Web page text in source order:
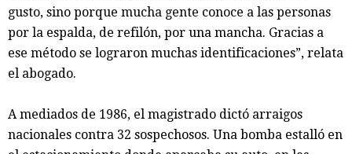
gusto, sino porque mucha gente conoce a las personas
por la espalda, de refilón, por una mancha. Gracias a
ese método se lograron muchas identificaciones”, relata
el abogado.
A mediados de 1986, el magistrado dictó arraigos
nacionales contra 32 sospechosos. Una bomba estalló en